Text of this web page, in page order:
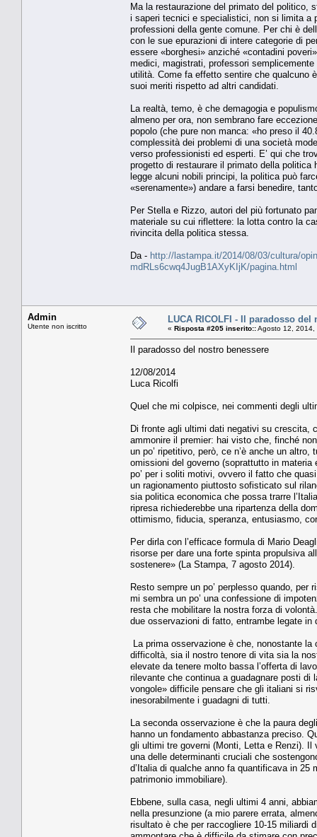
Ma la restaurazione del primato del politico,
i saperi tecnici e specialistici, non si limita a
professioni della gente comune. Per chi è
con le sue epurazioni di intere categorie di
essere «borghesi» anziché «contadini
medici, magistrati, professori
utilità. Come fa effetto sentire che qualcuno
suoi meriti rispetto ad altri candidati.
La realtà, temo, è che demagogia e
almeno per ora, non sembrano fare
popolo (che pure non manca: «ho preso il
complessità dei problemi di una società
verso professionisti ed esperti. E’ qui che
progetto di restaurare il primato della
legge alcuni nobili principi, la politica può
«serenamente») andare a farsi benedire,
Per Stella e Rizzo, autori del più fortunato
materiale su cui riflettere: la lotta contro la
rivincita della politica stessa.
Da - http://lastampa.it/2014/08/03/cultura/
mdRLs6cwq4JugB1AXyKIjK/pagina.html
Admin
Utente non iscritto
LUCA RICOLFI - Il paradosso del
« Risposta #205 inserito::Agosto 12, 2014,
Il paradosso del nostro benessere
12/08/2014
Luca Ricolfi
Quel che mi colpisce, nei commenti degli
Di fronte agli ultimi dati negativi su crescita,
ammonire il premier: hai visto che, finché
un po’ ripetitivo, però, ce n’è anche un
omissioni del governo (soprattutto in
po’ per i soliti motivi, ovvero il fatto che
un ragionamento piuttosto sofisticato sul
sia politica economica che possa trarre
ripresa richiederebbe una ripartenza della
ottimismo, fiducia, speranza, entusiasmo,
Per dirla con l’efficace formula di Mario
risorse per dare una forte spinta propulsiva
sostenere» (La Stampa, 7 agosto 2014).
Resto sempre un po’ perplesso quando, per
mi sembra un po’ una confessione di
resta che mobilitare la nostra forza di
due osservazioni di fatto, entrambe legate
La prima osservazione è che, nonostante
difficoltà, sia il nostro tenore di vita sia la
elevate da tenere molto bassa l’offerta di
rilevante che continua a guadagnare posti di
vongole» difficile pensare che gli italiani si
inesorabilmente i guadagni di tutti.
La seconda osservazione è che la paura
hanno un fondamento abbastanza preciso.
gli ultimi tre governi (Monti, Letta e Renzi). Il
una delle determinanti cruciali che
d’Italia di qualche anno fa quantificava in 25
patrimonio immobiliare).
Ebbene, sulla casa, negli ultimi 4 anni,
nella presunzione (a mio parere errata,
risultato è che per raccogliere 10-15 miliardi